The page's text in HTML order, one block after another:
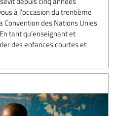
à l’occasion du trentième
Convention des Nations Unies
tant qu’enseignant et
des enfances courtes et